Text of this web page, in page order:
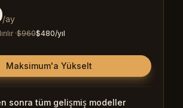
/ay
·$960$480/yıl
Maksimum'a Yükselt
sonra tüm gelişmiş modeller